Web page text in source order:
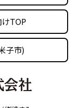
TOP
子市)